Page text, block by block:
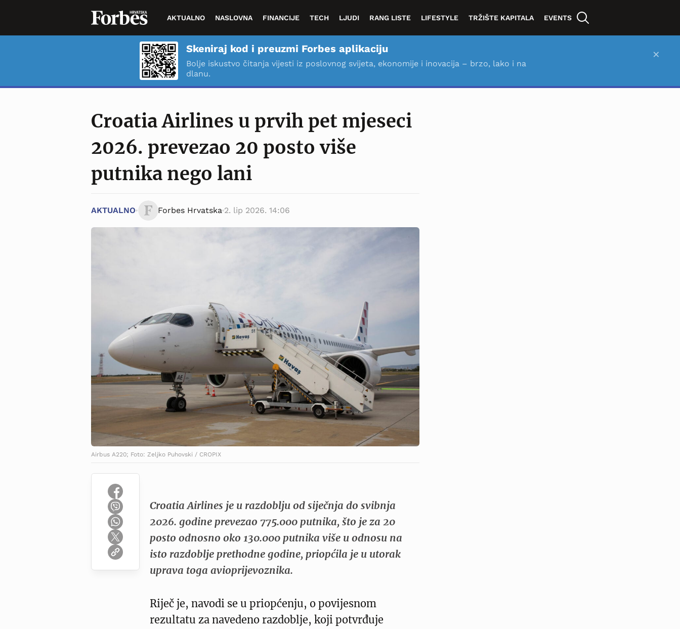
AKTUALNO NASLOVNA FINANCIJE TECH LJUDI RANG LISTE LIFESTYLE TRŽIŠTE KAPITALA EVENTS
Skeniraj kod i preuzmi Forbes aplikaciju
Bolje iskustvo čitanja vijesti iz poslovnog svijeta, ekonomije i inovacija – brzo, lako i na
dlanu.
×
Croatia Airlines u prvih pet mjeseci
2026. prevezao 20 posto više
putnika nego lani
AKTUALNO Forbes Hrvatska 2. lip 2026. 14:06
Airbus A220; Foto: Zeljko Puhovski / CROPIX
Croatia Airlines je u razdoblju od siječnja do svibnja
2026. godine prevezao 775.000 putnika, što je za 20
posto odnosno oko 130.000 putnika više u odnosu na
isto razdoblje prethodne godine, priopćila je u utorak
uprava toga avioprijevoznika.
Riječ je, navodi se u priopćenju, o povijesnom
rezultatu za navedeno razdoblje, koji potvrđuje